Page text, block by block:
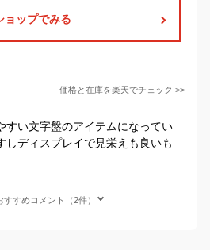
ョップでみる
価格と在庫を楽天でチェック >>
すい文字盤のアイテムになってい
しディスプレイで見栄えも良いも
すすめコメント（2件）